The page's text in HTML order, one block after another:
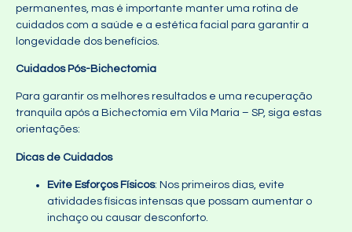
permanentes, mas é importante manter uma rotina de
cuidados com a saúde e a estética facial para garantir a
longevidade dos benefícios.
Cuidados Pós-Bichectomia
Para garantir os melhores resultados e uma recuperação
tranquila após a Bichectomia em Vila Maria – SP, siga estas
orientações:
Dicas de Cuidados
Evite Esforços Físicos: Nos primeiros dias, evite
atividades físicas intensas que possam aumentar o
inchaço ou causar desconforto.